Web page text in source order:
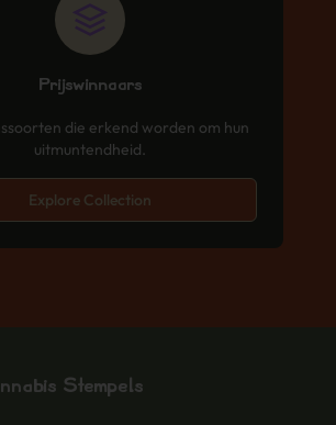
Prijswinnaars
die erkend worden om hun
uitmuntendheid.
Explore Collection
Stempels